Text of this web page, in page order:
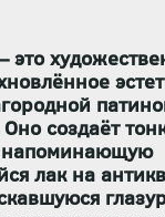
Оно создаёт
напоминающую
лак на